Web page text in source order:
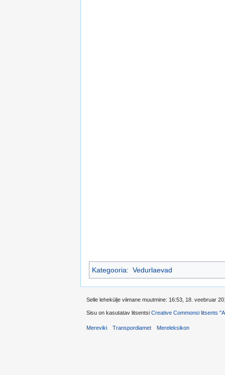
Kategooria: Vedurlaevad
Selle lehekülje viimane muutmine: 16:53, 18. veebruar
Sisu on kasutatav litsentsi Creative Commonsi litsents
Mereviki Transpordiamet Mereleksikon